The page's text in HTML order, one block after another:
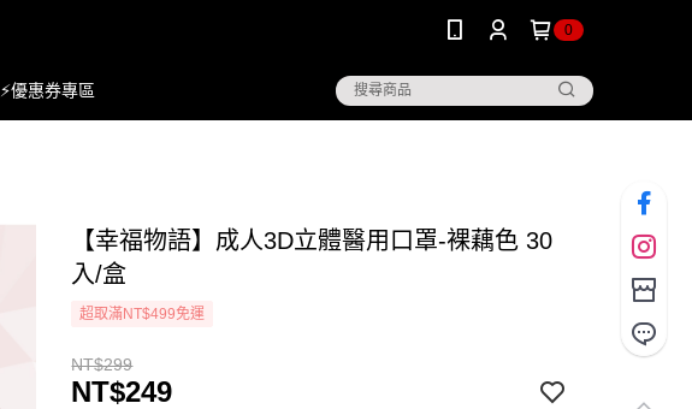
0
⚡優惠券專區
【幸福物語】成人3D立體醫用口罩-裸藕色 30
入/盒
超取滿NT$499免運
NT$299
NT$249